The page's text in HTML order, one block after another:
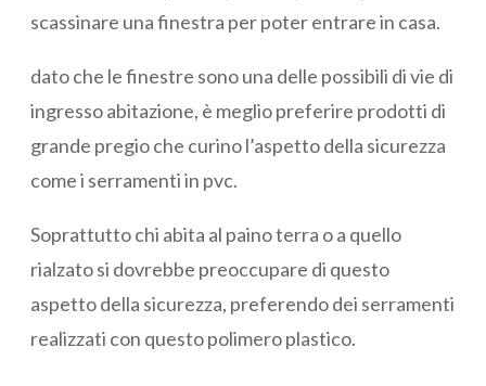
scassinare una finestra per poter entrare in casa.
dato che le finestre sono una delle possibili di vie di
ingresso abitazione, è meglio preferire prodotti di
grande pregio che curino l’aspetto della sicurezza
come i serramenti in pvc.
Soprattutto chi abita al paino terra o a quello
rialzato si dovrebbe preoccupare di questo
aspetto della sicurezza, preferendo dei serramenti
realizzati con questo polimero plastico.